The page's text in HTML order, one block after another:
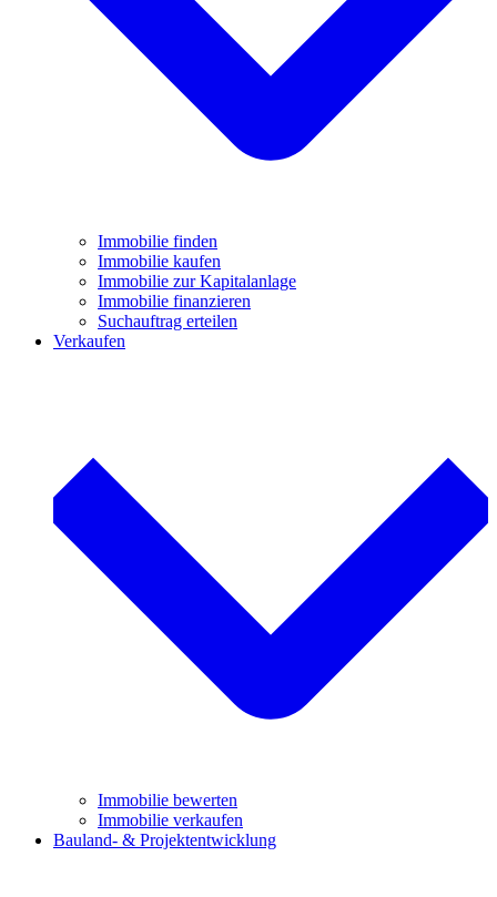
Immobilie finden
Immobilie kaufen
Immobilie zur Kapitalanlage
Immobilie finanzieren
Suchauftrag erteilen
Verkaufen
Immobilie bewerten
Immobilie verkaufen
Bauland- & Projektentwicklung